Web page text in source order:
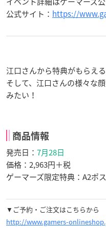
公式サイト： https://
江口さんから特典がもらえ
そして、江口さんの様々な
みたい！
商品情報
発売日： 7月28日
価格： 2,963円＋税
ゲーマーズ限定特典： A2ポ
▼ご予約・ご注文はこちらから
http://www.gamers-